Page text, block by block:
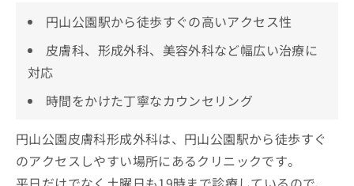
円山公園駅から徒歩すぐの高いアクセス性
皮膚科、形成外科、美容外科など幅広い治療に
対応
時間をかけた丁寧なカウンセリング
円山公園皮膚科形成外科は、円山公園駅から徒歩すぐ
のアクセスしやすい場所にあるクリニックです。